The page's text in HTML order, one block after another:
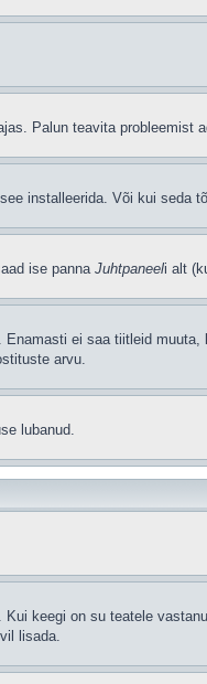
Palun teavita probleemist
installeerida. Või kui seda
ise panna Juhtpaneeli alt
ei saa tiitleid
arvu.
lubanud.
keegi on su teatele
lisada.